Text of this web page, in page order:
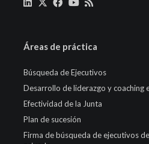
Áreas de práctica
Búsqueda de Ejecutivos
Desarrollo de liderazgo y coaching
Efectividad de la Junta
Plan de sucesión
Firma de búsqueda de ejecutivos